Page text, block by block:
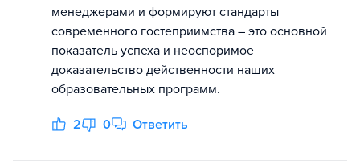
менеджерами и формируют стандарты
современного гостеприимства – это основной
показатель успеха и неоспоримое
доказательство действенности наших
образовательных программ.
2 0 Ответить